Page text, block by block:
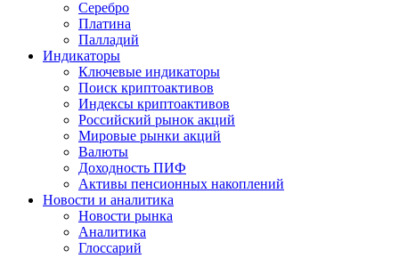
Серебро
Платина
Палладий
Индикаторы
Ключевые индикаторы
Поиск криптоактивов
Индексы криптоактивов
Российский рынок акций
Мировые рынки акций
Валюты
Доходность ПИФ
Активы пенсионных накоплений
Новости и аналитика
Новости рынка
Аналитика
Глоссарий